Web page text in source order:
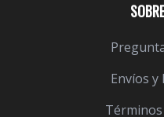
Envíos y